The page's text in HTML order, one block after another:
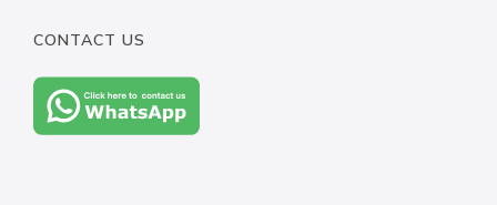
CONTACT US